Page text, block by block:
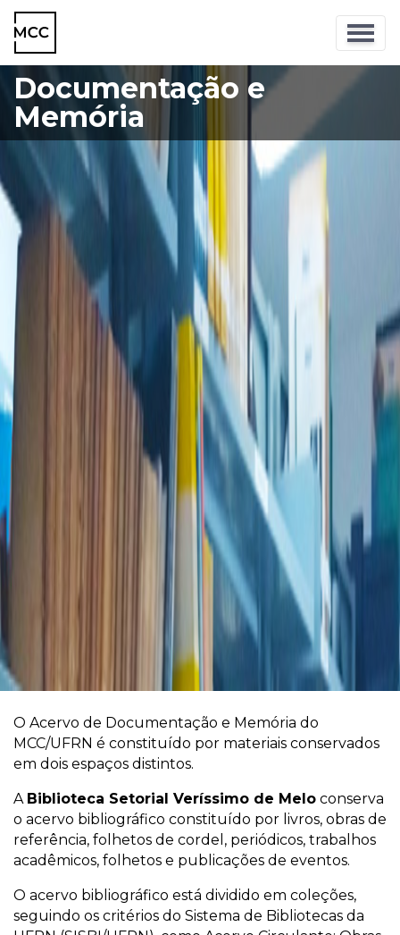
Documentação e
Memória
O Acervo de Documentação e Memória do
MCC/UFRN é constituído por materiais conservados
em dois espaços distintos.
A Biblioteca Setorial Veríssimo de Melo conserva
o acervo bibliográfico constituído por livros, obras de
referência, folhetos de cordel, periódicos, trabalhos
acadêmicos, folhetos e publicações de eventos.
O acervo bibliográfico está dividido em coleções,
seguindo os critérios do Sistema de Bibliotecas da